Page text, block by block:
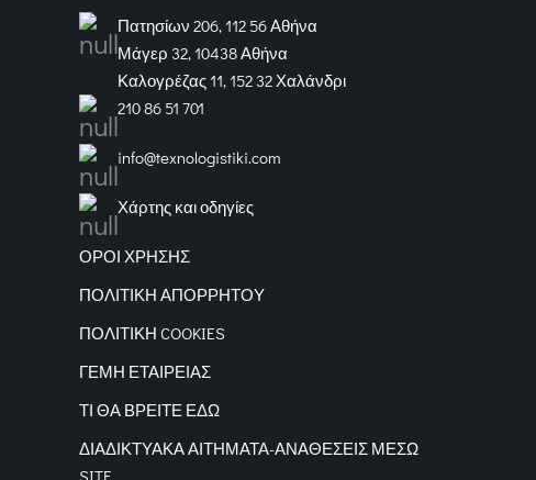
Πατησίων 206, 112 56 Αθήνα
Μάγερ 32, 10438 Αθήνα
Καλογρέζας 11, 152 32 Χαλάνδρι
210 86 51 701
info@texnologistiki.com
Χάρτης και οδηγίες
ΟΡΟΙ ΧΡΗΣΗΣ
ΠΟΛΙΤΙΚΗ ΑΠΟΡΡΗΤΟΥ
ΠΟΛΙΤΙΚΗ COOKIES
ΓΕΜΗ ΕΤΑΙΡΕΙΑΣ
ΤΙ ΘΑ ΒΡΕΙΤΕ ΕΔΩ
ΔΙΑΔΙΚΤΥΑΚΑΑΙΤΗΜΑΤΑ-ΑΝΑΘΕΣΕΙΣ ΜΕΣΩ